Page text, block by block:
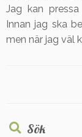
Jag kan
Innan jag ska
men när jag väl
Sök